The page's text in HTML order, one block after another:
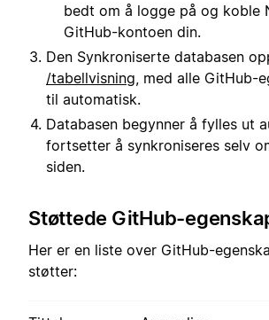
bedt om å logge på og koble
GitHub-kontoen din.
Den Synkroniserte databasen
/tabellvisning , med alle GitHub-
til automatisk.
Databasen begynner å fylles ut
fortsetter å synkroniseres selv
siden.
Støttede GitHub-
Her er en liste over GitHub-
støtter: